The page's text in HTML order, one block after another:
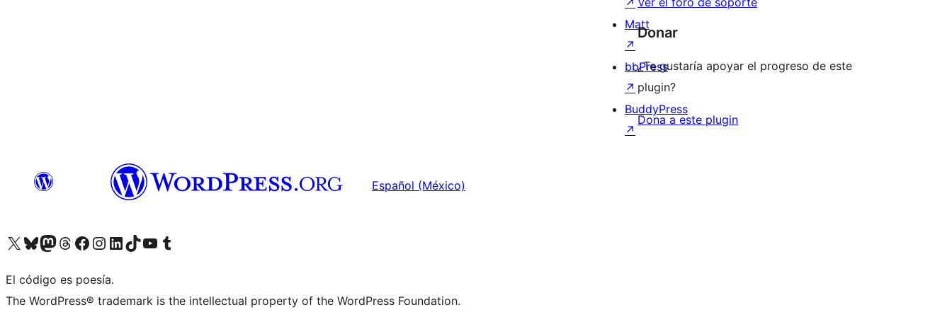
Donar
¿Te gustaría apoyar el progreso de este
plugin?
Dona a este plugin
↗
Matt
↗
bbPress
↗
BuddyPress
↗
Español (México)
Visita nuestra cuenta de X (anteriormente Twitter)
Visita nuestra cuenta de Bluesky
Visita nuestra cuenta de Mastodon
Visita nuestra cuenta de Threads
Visita nuestra página de Facebook
Visita nuestra cuenta de Instagram
Visita nuestra cuenta de LinkedIn
Visita nuestra cuenta de TikTok
Visita nuestro canal de YouTube
Visita nuestra cuenta de Tumblr
El código es poesía.
The WordPress® trademark is the intellectual property of the WordPress Foundation.